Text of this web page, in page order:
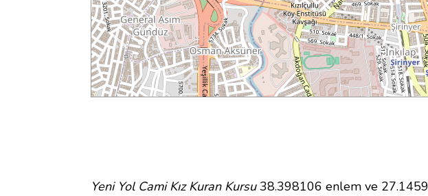
Yeni Yol Cami Kız Kuran Kursu38.398106 enlem ve